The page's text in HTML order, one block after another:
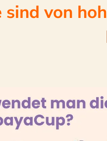
von